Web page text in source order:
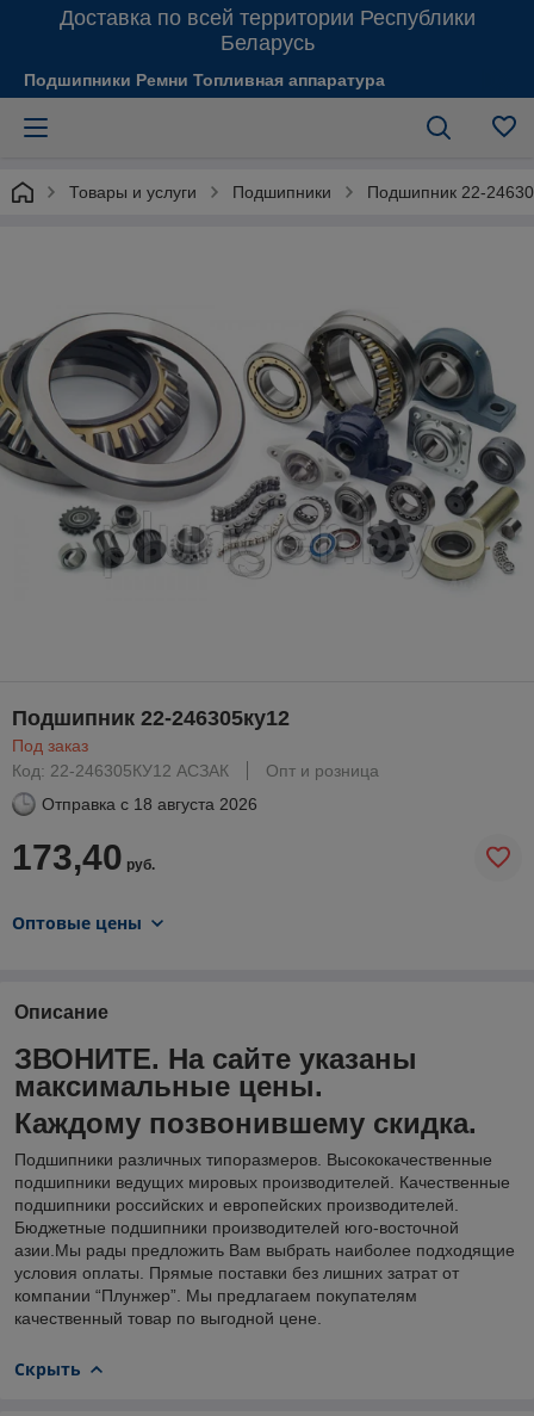
Доставка по всей территории Республики
Беларусь
Подшипники Ремни Топливная аппаратура
Товары и услуги Подшипники Подшипник 22-
Подшипник 22-246305ку12
Под заказ
Код: 22-246305КУ12 АСЗАК
Опт и розница
Отправка с 18 августа 2026
173,40 руб.
Оптовые цены
Описание
ЗВОНИТЕ. На сайте указаны
максимальные цены.
Каждому позвонившему скидка.
Подшипники различных типоразмеров. Высококачественные
подшипники ведущих мировых производителей. Качественные
подшипники российских и европейских производителей.
Бюджетные подшипники производителей юго-восточной
азии.Мы рады предложить Вам выбрать наиболее подходящие
условия оплаты. Прямые поставки без лишних затрат от
компании “Плунжер”. Мы предлагаем покупателям
качественный товар по выгодной цене.
Скрыть